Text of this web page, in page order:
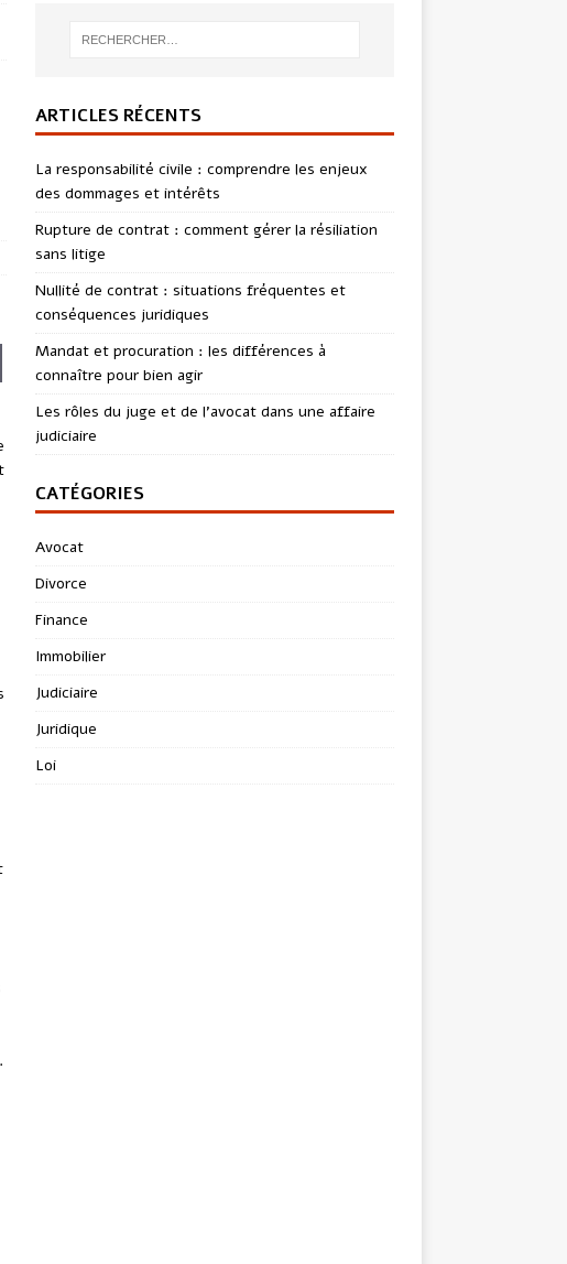
ARTICLES RÉCENTS
La responsabilité civile : comprendre les enjeux
des dommages et intérêts
Rupture de contrat : comment gérer la résiliation
sans litige
Nullité de contrat : situations fréquentes et
conséquences juridiques
Mandat et procuration : les différences à
connaître pour bien agir
Les rôles du juge et de l’avocat dans une affaire
judiciaire
CATÉGORIES
Avocat
Divorce
Finance
Immobilier
Judiciaire
Juridique
Loi